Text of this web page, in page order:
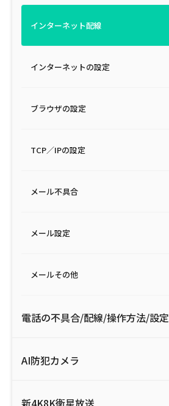
放送基準
安全・安心ガイド
ご利用約款・重要事項説明書
インターネット配線
インターネットの設定
ブラウザの設定
TCP／IPの設定
メール不具合
メール設定
メールその他
電話の不具合/配線/操作方法/設定
AI防犯カメラ
新4K8K衛星放送